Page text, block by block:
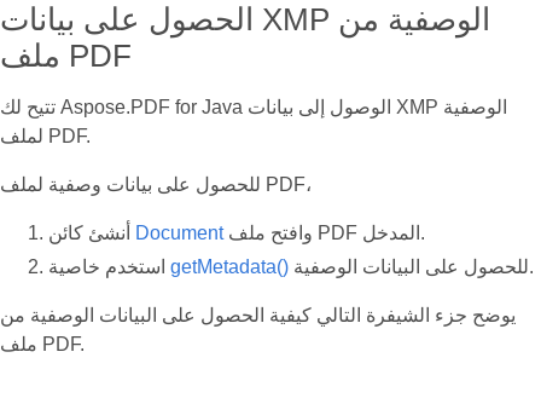
الحصول على بيانات XMP الوصفية من
ملف PDF
تتيح لك Aspose.PDF for Java الوصول إلى بيانات XMP الوصفية
لملف PDF.
للحصول على بيانات وصفية لملف PDF،
Document
وافتح ملف PDF المدخل.
getMetadata() للحصول على البيانات الوصفية.
يوضح جزء الشيفرة التالي كيفية الحصول على البيانات الوصفية من
ملف PDF.